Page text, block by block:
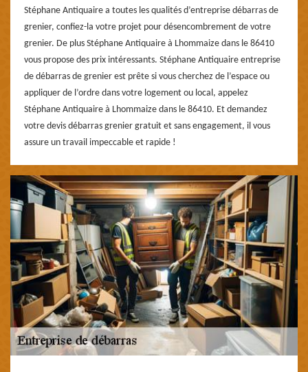
Stéphane Antiquaire a toutes les qualités d’entreprise débarras de
grenier, confiez-la votre projet pour désencombrement de votre
grenier. De plus Stéphane Antiquaire à Lhommaize dans le 86410
vous propose des prix intéressants. Stéphane Antiquaire entreprise
de débarras de grenier est prête si vous cherchez de l’espace ou
appliquer de l’ordre dans votre logement ou local, appelez
Stéphane Antiquaire à Lhommaize dans le 86410. Et demandez
votre devis débarras grenier gratuit et sans engagement, il vous
assure un travail impeccable et rapide !